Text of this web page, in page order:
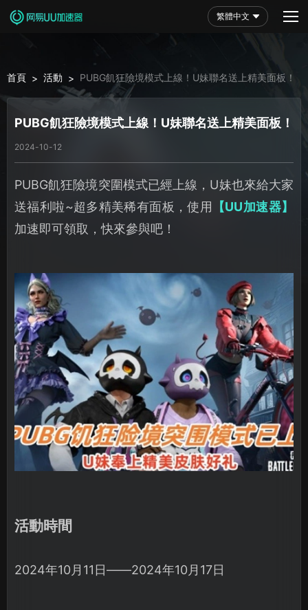
繁體中文
首頁 > 活動 > PUBG飢狂險境模式上線！U妹聯名送上精美面板！
PUBG飢狂險境模式上線！U妹聯名送上精美面板！
2024-10-12
PUBG飢狂險境突圍模式已經上線，U妹也來給大家
送福利啦~超多精美稀有面板，使用
【UU加速器】
加速即可領取，快來參與吧！
活動時間
2024年10月11日——2024年10月17日